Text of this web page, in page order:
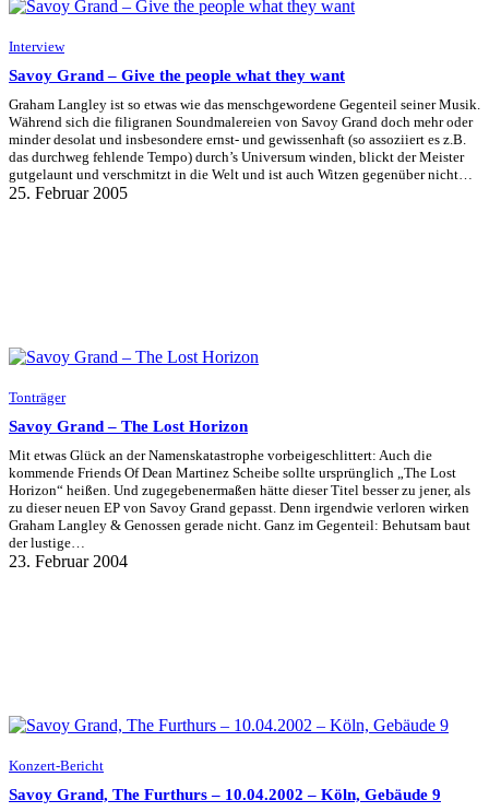
Interview
Savoy Grand – Give the people what they want
Graham Langley ist so etwas wie das menschgewordene Gegenteil seiner Musik.
Während sich die filigranen Soundmalereien von Savoy Grand doch mehr oder
minder desolat und insbesondere ernst- und gewissenhaft (so assoziiert es z.B.
das durchweg fehlende Tempo) durch’s Universum winden, blickt der Meister
gutgelaunt und verschmitzt in die Welt und ist auch Witzen gegenüber nicht…
25. Februar 2005
Tonträger
Savoy Grand – The Lost Horizon
Mit etwas Glück an der Namenskatastrophe vorbeigeschlittert: Auch die
kommende Friends Of Dean Martinez Scheibe sollte ursprünglich „The Lost
Horizon“ heißen. Und zugegebenermaßen hätte dieser Titel besser zu jener, als
zu dieser neuen EP von Savoy Grand gepasst. Denn irgendwie verloren wirken
Graham Langley & Genossen gerade nicht. Ganz im Gegenteil: Behutsam baut
der lustige…
23. Februar 2004
Konzert-Bericht
Savoy Grand, The Furthurs – 10.04.2002 – Köln, Gebäude 9